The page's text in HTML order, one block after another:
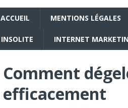
ACCUEIL MENTIONS LÉGALES
INSOLITE INTERNET
Comment
efficacement